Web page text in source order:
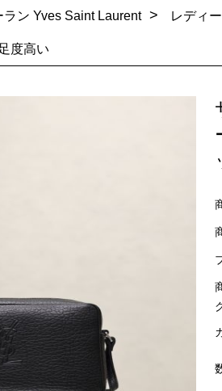
コピー バッグ最新モデルが登場。上質な
ーのみ取扱い。最高品質の再現度を安心
コピー バッグ最新モデルが登場。上質
ン Yves Saint Laurent > レディ
度高い